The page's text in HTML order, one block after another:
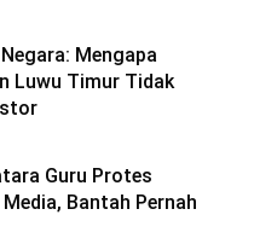
Mengapa
Luwu Timur Tidak
Guru Protes
Bantah Pernah